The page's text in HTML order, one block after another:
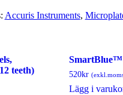
Accuris Instruments,
teeth)
SmartBlue™
520kr
Lägg i